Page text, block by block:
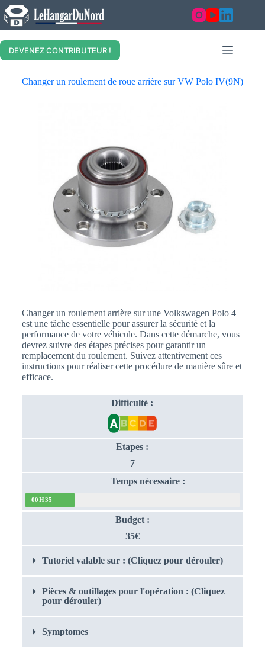
DEVENEZ CONTRIBUTEUR !
Changer un roulement de roue arrière sur VW Polo IV(9N)
Changer un roulement arrière sur une Volkswagen Polo 4
est une tâche essentielle pour assurer la sécurité et la
performance de votre véhicule. Dans cette démarche, vous
devrez suivre des étapes précises pour garantir un
remplacement du roulement. Suivez attentivement ces
instructions pour réaliser cette procédure de manière sûre et
efficace.
Difficulté :
Etapes :
7
Temps nécessaire :
00H35
Budget :
35€
Tutoriel valable sur : (Cliquez pour dérouler)
Pièces & outillages pour l'opération : (Cliquez
pour dérouler)
Symptomes